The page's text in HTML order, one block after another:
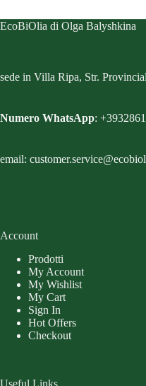
EcoBiOlia di Olga Balyshkina
sede in Villa Ripa, Str.
Numero WhatsApp:
email:
Account
Prodotti
My Account
My Wishlist
My Cart
Sign In
Hot Offers
Checkout